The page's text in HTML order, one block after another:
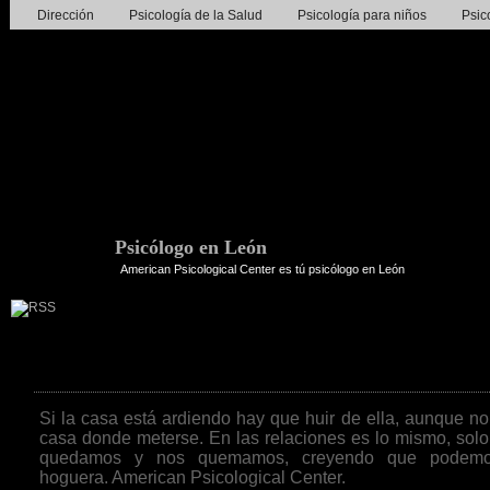
Dirección Psicología de la Salud Psicología para niños
Psicólogo en León
American Psicological Center es tú psicólogo en León
Si la casa está ardiendo hay que huir de ella, aunque
casa donde meterse. En las relaciones es lo mismo,
quedamos y nos quemamos, creyendo que
hoguera. American Psicological Center.